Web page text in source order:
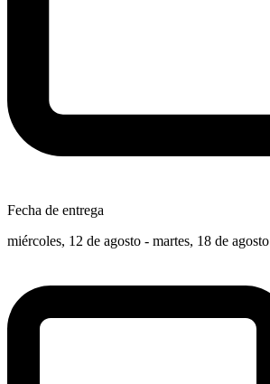
Fecha de entrega
miércoles, 12 de agosto - martes, 18 de agosto